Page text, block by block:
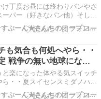
丁度お昼には終わりパンやさ
パー（好きなパン他）そして
離れた場所に駐車するので買い
重い暑さで体が煮えそうだっ
ぷーん★さんちのオープンガーデン
も気合も何処へやら・・
戦争の無い地球になっ
と楽になった体やる気スイッチ
・・夏スイセンスミダノハナ
く剪定枯れ枝となった部分は鋸
ぷーん★さんちのオープンガーデン